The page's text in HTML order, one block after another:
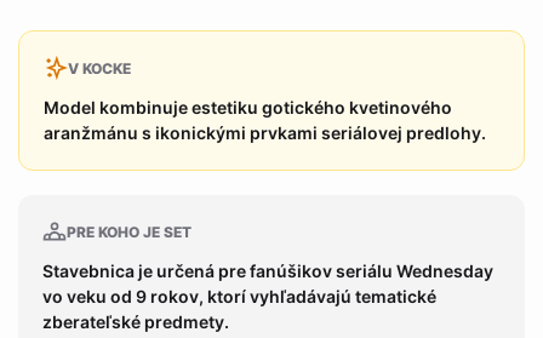
V KOCKE
Model kombinuje estetiku gotického kvetinového
aranžmánu s ikonickými prvkami seriálovej predlohy.
PRE KOHO JE SET
Stavebnica je určená pre fanúšikov seriálu Wednesday
vo veku od 9 rokov, ktorí vyhľadávajú tematické
zberateľské predmety.